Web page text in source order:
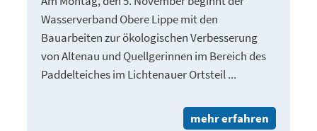
Wasserverband Obere Lippe mit den
Bauarbeiten zur ökologischen Verbesserung
von Altenau und Quellgerinnen im Bereich des
Paddelteiches im Lichtenauer Ortsteil ...
mehr erfahren